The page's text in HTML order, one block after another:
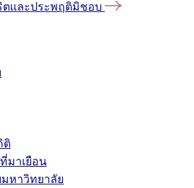
ตและประพฤติมิชอบ
ติ
มาเยือน
หาวิทยาลัย